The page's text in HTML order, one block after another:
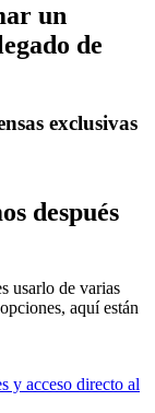
un
de
exclusivas
después
usarlo de varias
aquí están
y acceso directo al